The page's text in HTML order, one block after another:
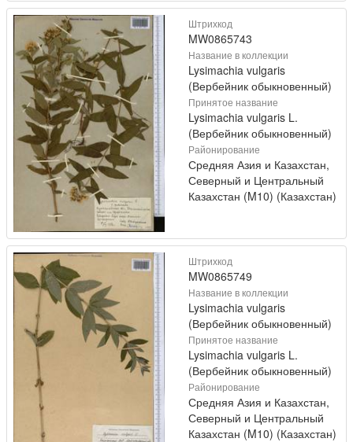
Штрихкод
MW0865743
Название в коллекции
Lysimachia vulgaris
(Вербейник обыкновенный)
Принятое название
Lysimachia vulgaris L.
(Вербейник обыкновенный)
Районирование
Средняя Азия и Казахстан,
Северный и Центральный
Казахстан (M10) (Казахстан)
Штрихкод
MW0865749
Название в коллекции
Lysimachia vulgaris
(Вербейник обыкновенный)
Принятое название
Lysimachia vulgaris L.
(Вербейник обыкновенный)
Районирование
Средняя Азия и Казахстан,
Северный и Центральный
Казахстан (M10) (Казахстан)